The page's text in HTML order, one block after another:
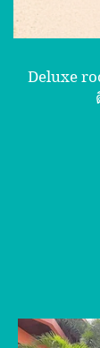
Deluxe